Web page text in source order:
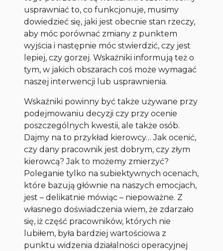
usprawniać to, co funkcjonuje, musimy
dowiedzieć się, jaki jest obecnie stan rzeczy,
aby móc porównać zmiany z punktem
wyjścia i następnie móc stwierdzić, czy jest
lepiej, czy gorzej. Wskaźniki informują też o
tym, w jakich obszarach coś może wymagać
naszej interwencji lub usprawnienia.
Wskaźniki powinny być także używane przy
podejmowaniu decyzji czy przy ocenie
poszczególnych kwestii, ale także osób.
Dajmy na to przykład kierowcy… Jak ocenić,
czy dany pracownik jest dobrym, czy złym
kierowcą? Jak to możemy zmierzyć?
Poleganie tylko na subiektywnych ocenach,
które bazują głównie na naszych emocjach,
jest – delikatnie mówiąc – niepoważne. Z
własnego doświadczenia wiem, że zdarzało
się, iż część pracowników, których nie
lubiłem, była bardziej wartościowa z
punktu widzenia działalności operacyjnej